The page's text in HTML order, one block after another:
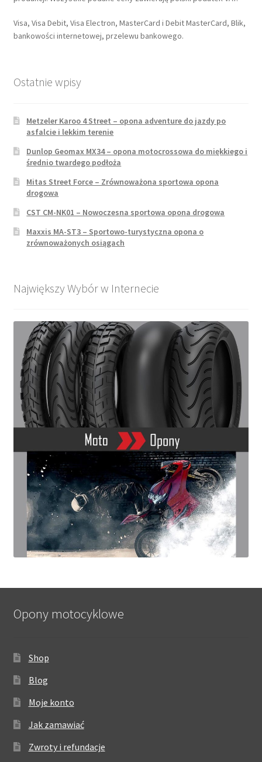
Visa, Visa Debit, Visa Electron, MasterCard i Debit MasterCard, Blik,
bankowości internetowej, przelewu bankowego.
Ostatnie wpisy
Metzeler Karoo 4 Street – opona adventure do jazdy po
asfalcie i lekkim terenie
Dunlop Geomax MX34 – opona motocrossowa do miękkiego i
średnio twardego podłoża
Mitas Street Force – Zrównoważona sportowa opona
drogowa
CST CM-NK01 – Nowoczesna sportowa opona drogowa
Maxxis MA-ST3 – Sportowo-turystyczna opona o
zrównoważonych osiągach
Największy Wybór w Internecie
Opony motocyklowe
Shop
Blog
Moje konto
Jak zamawiać
Zwroty i refundacje